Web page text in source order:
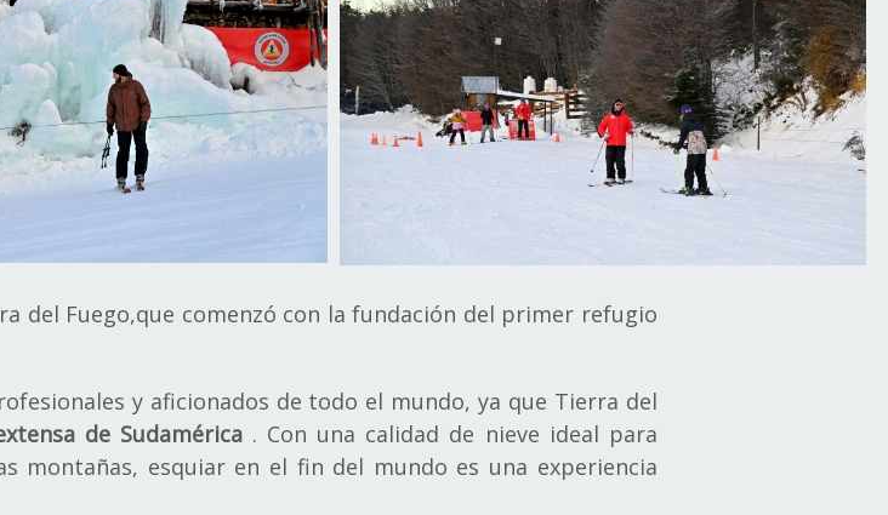
del Fuego,que comenzó con la fundación del primer refugio
y aficionados de todo el mundo, ya que Tierra del
de Sudamérica . Con una calidad de nieve ideal para
montañas, esquiar en el fin del mundo es una experiencia